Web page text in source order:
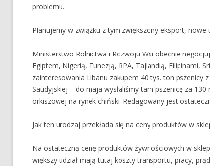
problemu.
Planujemy w związku z tym zwiększony eksport, nowe
Ministerstwo Rolnictwa i Rozwoju Wsi obecnie
Egiptem, Nigerią, Tunezją, RPA, Tajlandią, Filipinami,
zainteresowania Libanu zakupem 40 tys. ton pszenicy
Saudyjskiej – do maja wysłaliśmy tam pszenicę za
orkiszowej na rynek chiński. Redagowany jest
Jak ten urodzaj przekłada się na ceny produktów w
Na ostateczną cenę produktów żywnościowych w
większy udział mają tutaj koszty transportu, pracy,